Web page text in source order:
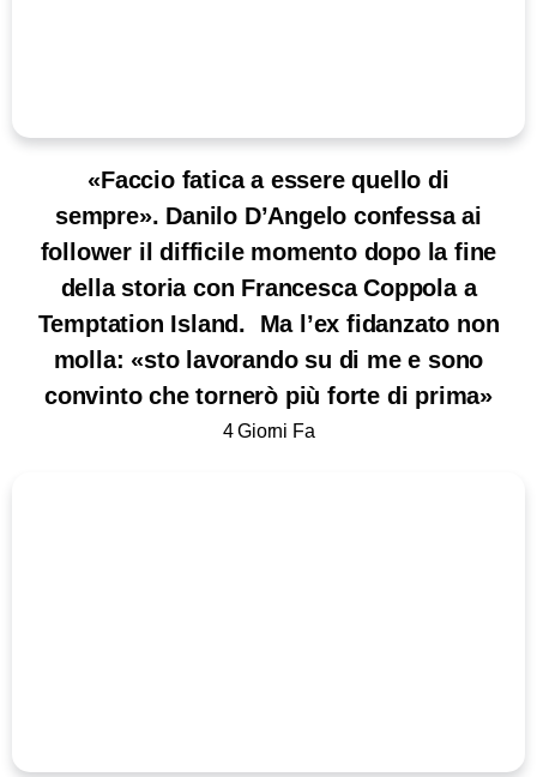
«Faccio fatica a essere quello di
sempre». Danilo D’Angelo confessa ai
follower il difficile momento dopo la fine
della storia con Francesca Coppola a
Temptation Island. Ma l’ex fidanzato non
molla: «sto lavorando su di me e sono
convinto che tornerò più forte di prima»
4 Giorni Fa